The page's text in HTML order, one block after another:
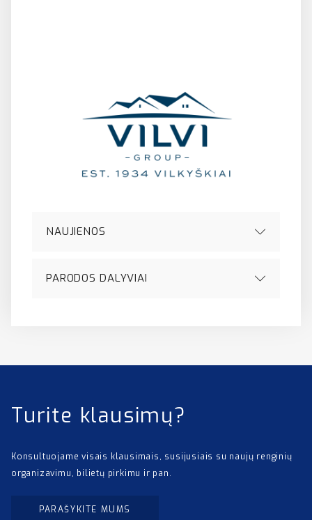
NAUJIENOS
PARODOS DALYVIAI
Turite klausimų?
Konsultuojame visais klausimais, susijusiais su naujų renginių
organizavimu, bilietų pirkimu ir pan.
PARAŠYKITE MUMS